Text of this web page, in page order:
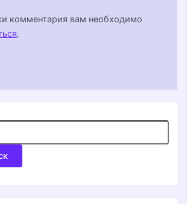
комментария вам необходимо
.